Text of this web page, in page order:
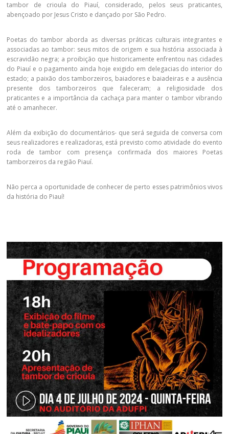
tambor de crioula do Piauí, considerado, pelos seus praticantes,
abençoado por Jesus Cristo e dançado por São Pedro.
Poetas do tambor aborda as diversas práticas culturais integrantes e
associadas ao tambor: seus mitos de origem e sua história associada à
escravidão negra; a proibição que historicamente enfrentou nas cidades
do Piauí e o pagamento ainda hoje exigido em delegacias do interior do
estado; a paixão dos tamborzeiros, baiadores e baiadeiras e a ausência
presente dos tamborzeiros que faleceram; a religiosidade dos
praticantes e a importância da cachaça para manter o tambor vibrando
até o amanhecer.
Além da exibição do documentários- que será seguida de conversa com
seus realizadores e realizadoras, está previsto como atividade do evento
roda de tambor com presença confirmada dos maiores Poetas
tamborzeiros da região Piauí.
Não perca a oportunidade de conhecer de perto esses patrimônios vivos
da história do Piauí!